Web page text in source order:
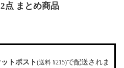
点 まとめ商品
トポスト(送料 ¥215)で配送されま